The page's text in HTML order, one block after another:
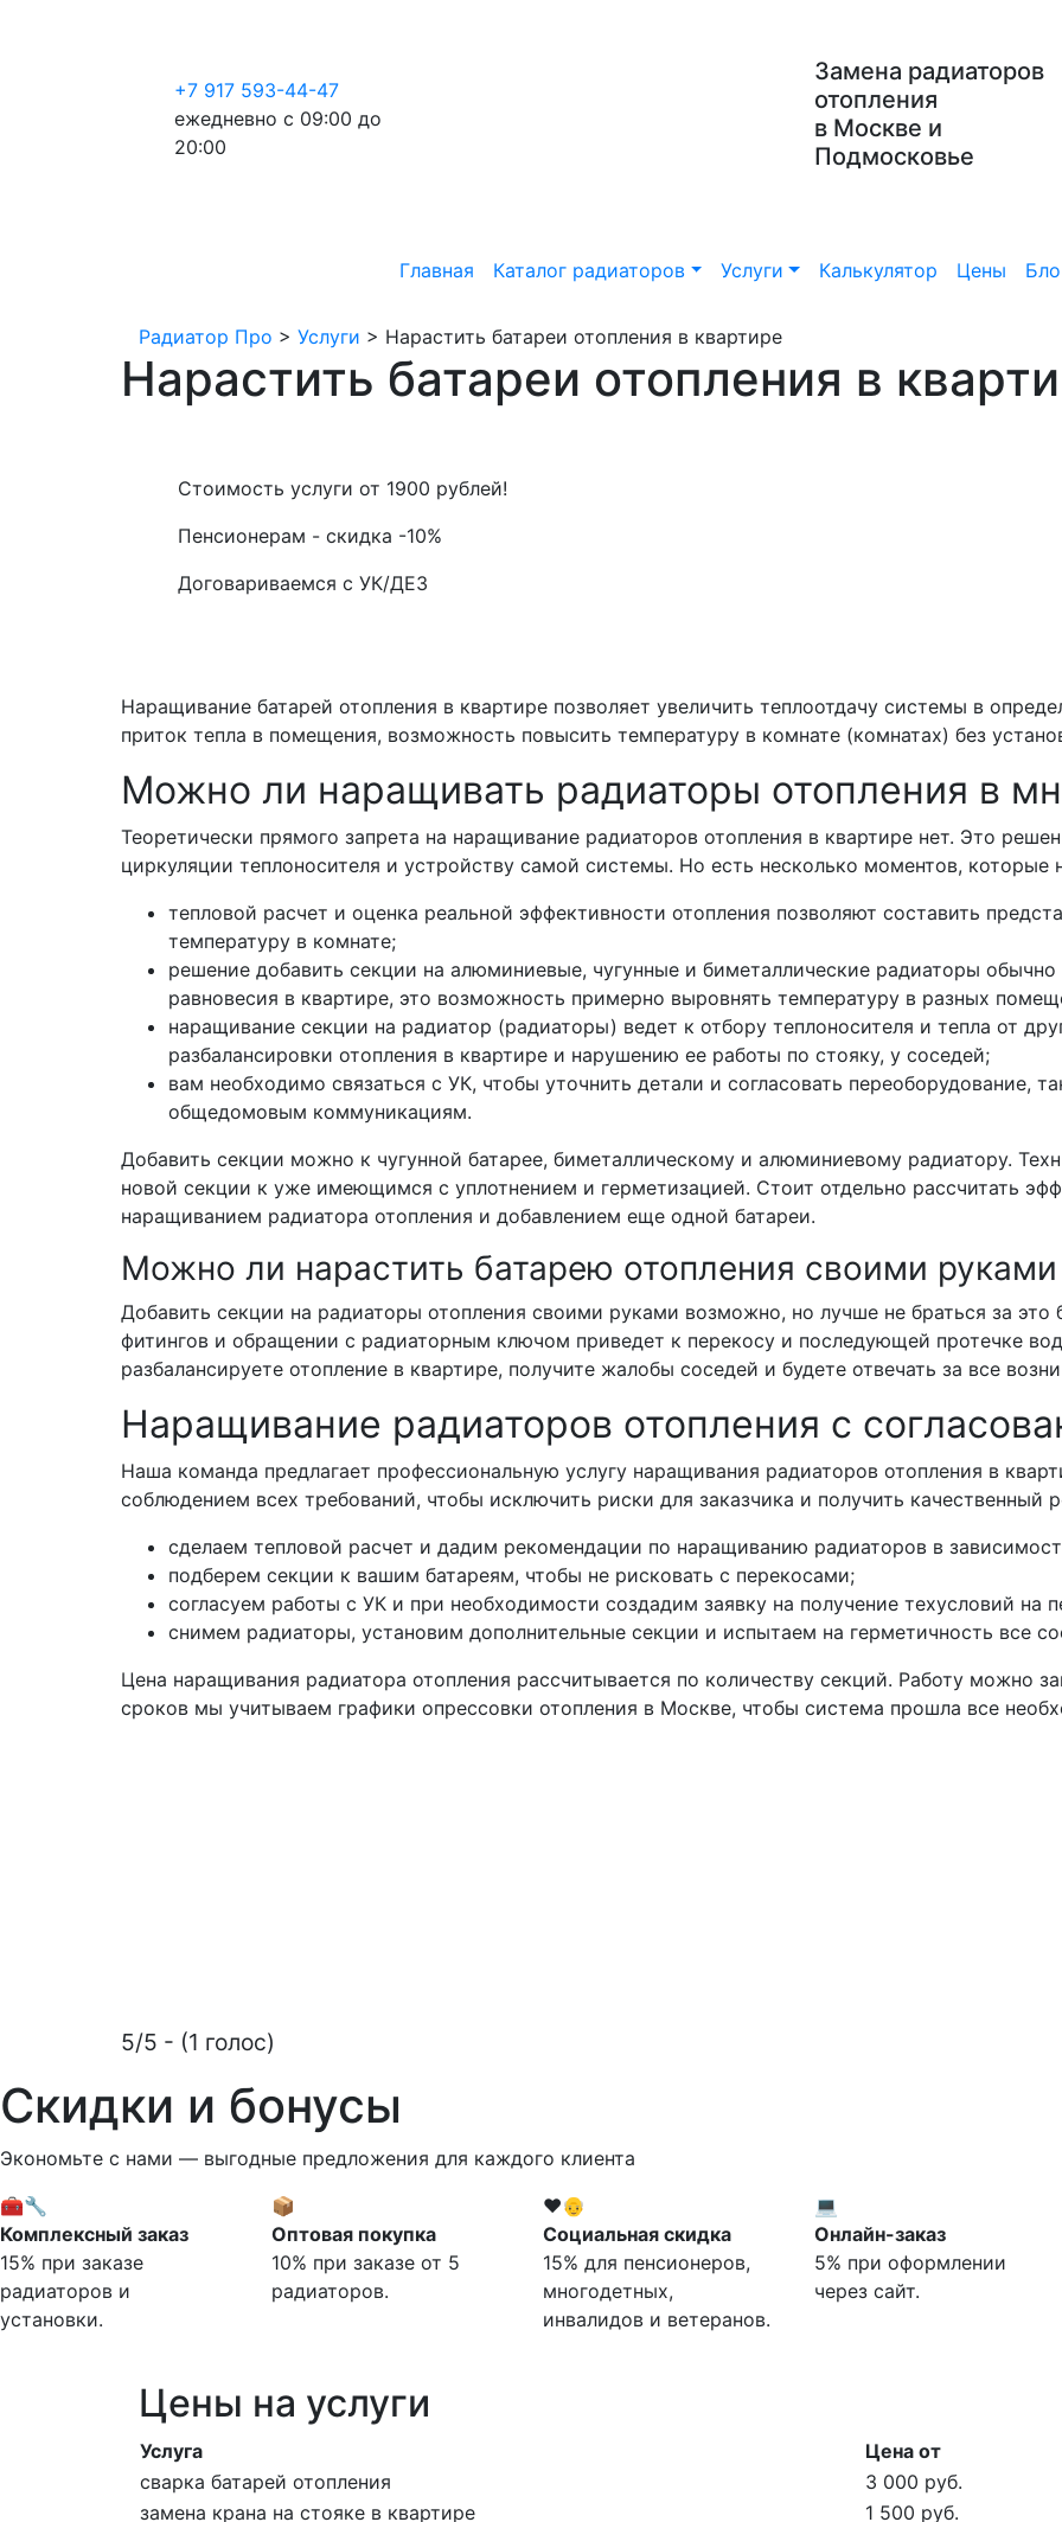
+7 917 593-44-47
ежедневно с 09:00 до
20:00
Замена радиаторов
отопления
в Москве и
Подмосковье
Главная Каталог радиаторов Услуги Калькулятор Цены
Радиатор Про > Услуги > Нарастить батареи отопления в квартире
Нарастить батареи отопления в
Стоимость услуги от 1900 рублей!
Пенсионерам - скидка -10%
Договариваемся с УК/ДЕЗ
Наращивание батарей отопления в квартире позволяет увеличить теплоотдачу системы в
приток тепла в помещения, возможность повысить температуру в комнате (комнатах) без
Можно ли наращивать радиаторы отопления в
Теоретически прямого запрета на наращивание радиаторов отопления в квартире нет. Это
циркуляции теплоносителя и устройству самой системы. Но есть несколько моментов, которые
тепловой расчет и оценка реальной эффективности отопления позволяют составить
температуру в комнате;
решение добавить секции на алюминиевые, чугунные и биметаллические радиаторы
равновесия в квартире, это возможность примерно выровнять температуру в разных
наращивание секции на радиатор (радиаторы) ведет к отбору теплоносителя и тепла от
разбалансировки отопления в квартире и нарушению ее работы по стояку, у соседей;
вам необходимо связаться с УК, чтобы уточнить детали и согласовать переоборудование,
общедомовым коммуникациям.
Добавить секции можно к чугунной батарее, биметаллическому и алюминиевому радиатору.
новой секции к уже имеющимся с уплотнением и герметизацией. Стоит отдельно рассчитать
наращиванием радиатора отопления и добавлением еще одной батареи.
Можно ли нарастить батарею отопления своими руками
Добавить секции на радиаторы отопления своими руками возможно, но лучше не браться за
фитингов и обращении с радиаторным ключом приведет к перекосу и последующей протечке
разбалансируете отопление в квартире, получите жалобы соседей и будете отвечать за все
Наращивание радиаторов отопления с
Наша команда предлагает профессиональную услугу наращивания радиаторов отопления в
соблюдением всех требований, чтобы исключить риски для заказчика и получить качественный
сделаем тепловой расчет и дадим рекомендации по наращиванию радиаторов в
подберем секции к вашим батареям, чтобы не рисковать с перекосами;
согласуем работы с УК и при необходимости создадим заявку на получение техусловий на
снимем радиаторы, установим дополнительные секции и испытаем на герметичность все
Цена наращивания радиатора отопления рассчитывается по количеству секций. Работу можно
сроков мы учитываем графики опрессовки отопления в Москве, чтобы система прошла все
5/5 - (1 голос)
Скидки и бонусы
Экономьте с нами — выгодные предложения для каждого клиента
🧰🔧
Комплексный заказ
15% при заказе
радиаторов и
установки.
📦
Оптовая покупка
10% при заказе от 5
радиаторов.
❤️👴
Социальная скидка
15% для пенсионеров,
многодетных,
инвалидов и ветеранов.
💻
Онлайн-заказ
5% при оформлении
через сайт.
Цены на услуги
Услуга
Цена от
сварка батарей отопления
3 000 руб.
замена крана на стояке в квартире
1 500 руб.